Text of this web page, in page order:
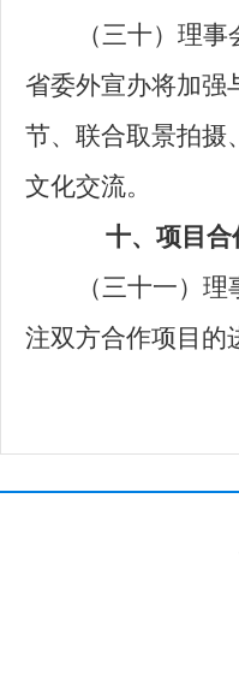
（三十） 理事
省委外宣办将加强
节、联合取景拍摄
文化交流。
十、项目合
（三十一） 理
注双方合作项目的